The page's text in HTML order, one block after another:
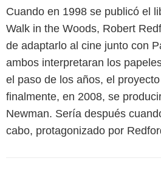
Cuando en 1998 se publicó el
Walk in the Woods, Robert
de adaptarlo al cine junto con
ambos interpretaran los
el paso de los años, el
finalmente, en 2008, se
Newman. Sería después
cabo, protagonizado por